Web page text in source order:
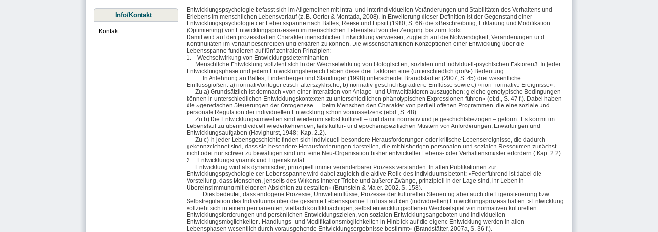
Entwicklungspsychologie befasst sich im Allgemeinen mit intra- und interindividuellen Veränderungen und Stabilitäten des Verhaltens und
Erlebens im menschlichen Lebensverlauf (z. B. Oerter & Montada, 2008). In Erweiterung dieser Definition ist der Gegenstand einer
Entwicklungspsychologie der Lebensspanne nach Baltes, Reese und Lipsitt (1980, S. 66) die »Beschreibung, Erklärung und Modifikation
(Optimierung) von Entwicklungsprozessen im menschlichen Lebenslauf von der Zeugung bis zum Tod«.
Damit wird auf den prozesshaften Charakter menschlicher Entwicklung verwiesen, zugleich auf die Notwendigkeit, Veränderungen und
Kontinuitäten im Verlauf beschreiben und erklären zu können. Die wissenschaftlichen Konzeptionen einer Entwicklung über die
Lebensspanne fundieren auffünf zentralen Prinzipien:
1. Wechselwirkung von Entwicklungsdeterminanten
Menschliche Entwicklung vollzieht sich in der Wechselwirkung von biologischen, sozialen und individuell-psychischen Faktoren3. In jeder
Entwicklungsphase und jedem Entwicklungsbereich haben diese drei Faktoren eine (unterschiedlich große) Bedeutung.
In Anlehnung an Baltes, Lindenberger und Staudinger (1998) unterscheidet Brandtstädter (2007, S. 45) drei wesentliche
Einflussgrößen: a) normativ/ontogenetisch-alterszyklische, b) normativ-geschichtsgradierte Einflüsse sowie c) »non-normative Ereignisse«.
Zu a) Grundsätzlich ist demnach »von einer Interaktion von Anlage- und Umweltfaktoren auszugehen; gleiche genotypische Bedingungen
können in unterschiedlichen Entwicklungskontexten zu unterschiedlichen phänotypischen Expressionen führen« (ebd., S. 47 f.). Dabei haben
die »genetischen Steuerungen der Ontogenese … beim Menschen den Charakter von partiell offenen Programmen, die eine soziale und
personale Regulation der individuellen Entwicklung schon voraussetzen« (ebd., S. 48).
Zu b) Die Entwicklungsumwelten sind wiederum selbst kulturell – und damit normativ und je geschichtsbezogen – geformt: Es kommt im
Lebenslauf zu überindividuell wiederkehrenden, teils kultur- und epochenspezifischen Mustern von Anforderungen, Erwartungen und
Entwicklungsaufgaben (Havighurst, 1948; Kap. 2.2).
Zu c) In jeder Lebensgeschichte finden sich individuell besondere Herausforderungen oder kritische Lebensereignisse, die dadurch
gekennzeichnet sind, dass sie besondere Herausforderungen darstellen, die mit bisherigen personalen und sozialen Ressourcen zunächst
nicht oder nur schwer zu bewältigen sind und eine Neu-Organisation bisher entwickelter Lebens- oder Verhaltensmuster erfordern ( Kap. 2.2).
2.
Entwicklungsdynamik und Eigenaktivität
Entwicklung wird als dynamischer, prinzipiell immer veränderbarer Prozess verstanden. In allen Publikationen zur
Entwicklungspsychologie der Lebensspanne wird dabei zugleich die aktive Rolle des Individuums betont: »Federführend ist dabei die
Vorstellung, dass Menschen, jenseits des Wirkens innerer Triebe und äußerer Zwänge, prinzipiell in der Lage sind, ihr Leben in
Übereinstimmung mit eigenen Absichten zu gestalten« (Brunstein & Maier, 2002, S. 158).
Dies bedeutet, dass endogene Prozesse, Umwelteinflüsse, Prozesse der kulturellen Steuerung aber auch die Eigensteuerung bzw.
Selbstregulation des Individuums über die gesamte Lebensspanne Einfluss auf den (individuellen) Entwicklungsprozess haben: »Entwicklung
vollzieht sich in einem permanenten, vielfach konfliktträchtigen, selbst entwicklungsoffenen Wechselspiel von normativen kulturellen
Entwicklungsforderungen und persönlichen Entwicklungszielen, von sozialen Entwicklungsangeboten und individuellen
Entwicklungsmöglichkeiten. Handlungs- und Modifikationsmöglichkeiten in Hinblick auf die eigene Entwicklung werden in allen
Lebensphasen wesentlich durch vorausgehende Entwicklungsergebnisse bestimmt« (Brandstätter, 2007a, S. 36 f.).
Info/Kontakt
Kontakt